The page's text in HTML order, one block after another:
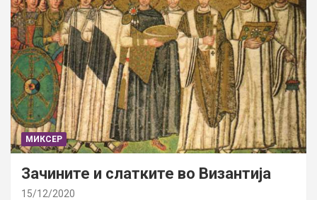
МИКСЕР
Зачините и слатките во Византија
15/12/2020